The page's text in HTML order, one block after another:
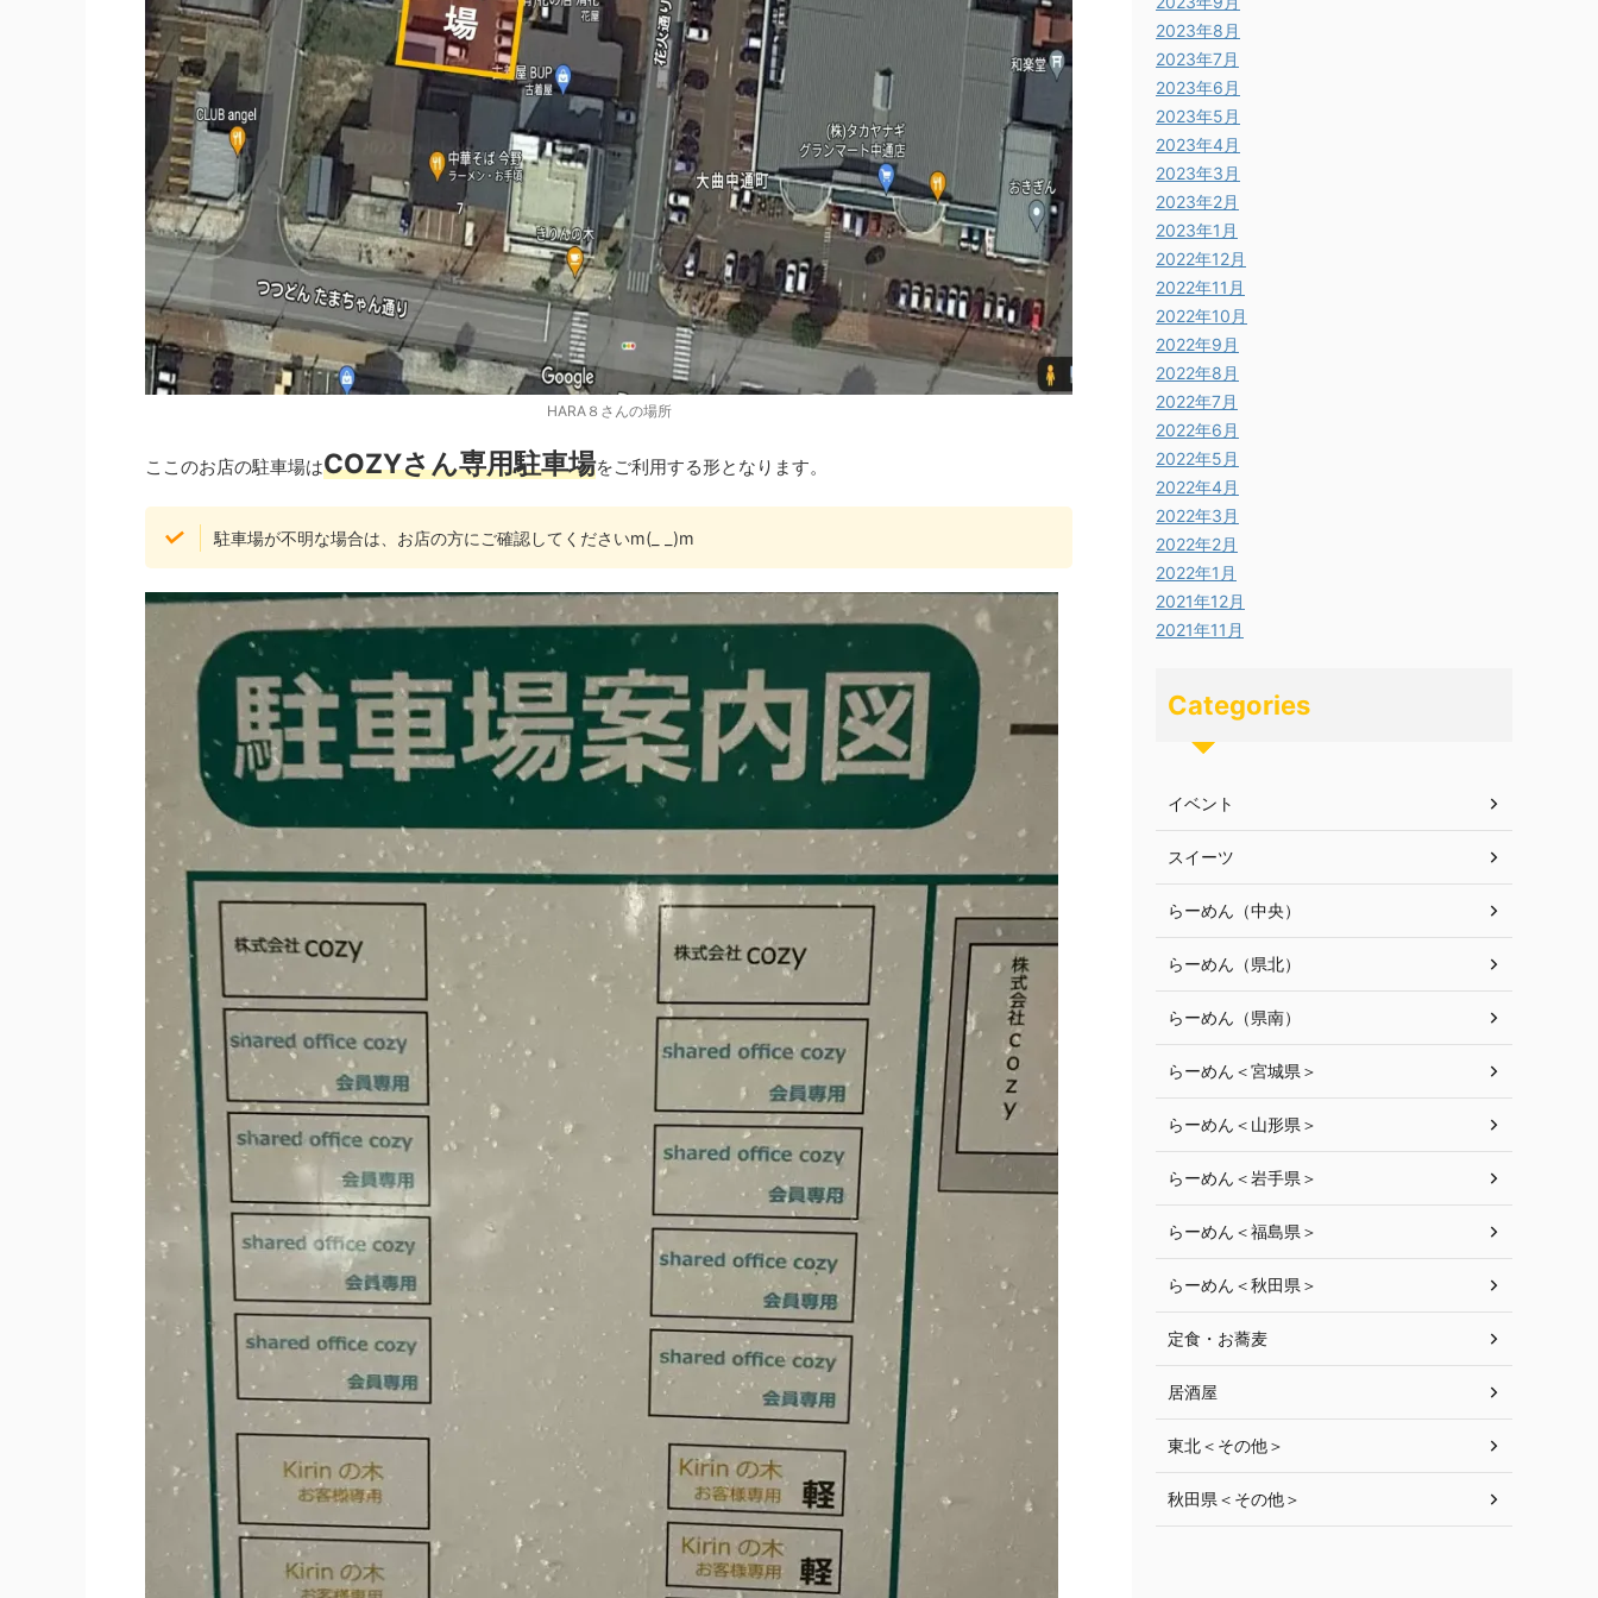
HARA８さんの場所
ここのお店の駐車場はCOZYさん専用駐車場をご利用する形となります。
駐車場が不明な場合は、お店の方にご確認してくださいm(_ _)m
2023年8月
2023年7月
2023年6月
2023年5月
2023年4月
2023年3月
2023年2月
2023年1月
2022年12月
2022年11月
2022年10月
2022年9月
2022年8月
2022年7月
2022年6月
2022年5月
2022年4月
2022年3月
2022年2月
2022年1月
2021年12月
2021年11月
Categories
イベント
スイーツ
らーめん（中央）
らーめん（県北）
らーめん（県南）
らーめん＜宮城県＞
らーめん＜山形県＞
らーめん＜岩手県＞
らーめん＜福島県＞
らーめん＜秋田県＞
定食・お蕎麦
居酒屋
東北＜その他＞
秋田県＜その他＞